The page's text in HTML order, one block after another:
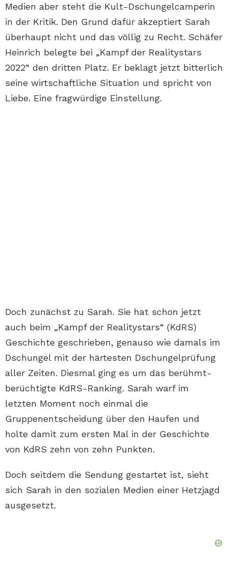
Medien aber steht die Kult-Dschungelcamperin
in der Kritik. Den Grund dafür akzeptiert Sarah
überhaupt nicht und das völlig zu Recht. Schäfer
Heinrich belegte bei „Kampf der Realitystars
2022“ den dritten Platz. Er beklagt jetzt bitterlich
seine wirtschaftliche Situation und spricht von
Liebe. Eine fragwürdige Einstellung.
Doch zunächst zu Sarah. Sie hat schon jetzt
auch beim „Kampf der Realitystars“ (KdRS)
Geschichte geschrieben, genauso wie damals im
Dschungel mit der härtesten Dschungelprüfung
aller Zeiten. Diesmal ging es um das berühmt-
berüchtigte KdRS-Ranking. Sarah warf im
letzten Moment noch einmal die
Gruppenentscheidung über den Haufen und
holte damit zum ersten Mal in der Geschichte
von KdRS zehn von zehn Punkten.
Doch seitdem die Sendung gestartet ist, sieht
sich Sarah in den sozialen Medien einer Hetzjagd
ausgesetzt.